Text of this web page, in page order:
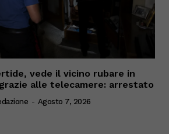
vede il vicino rubare in
alle telecamere: arrestato
- Agosto 7, 2026